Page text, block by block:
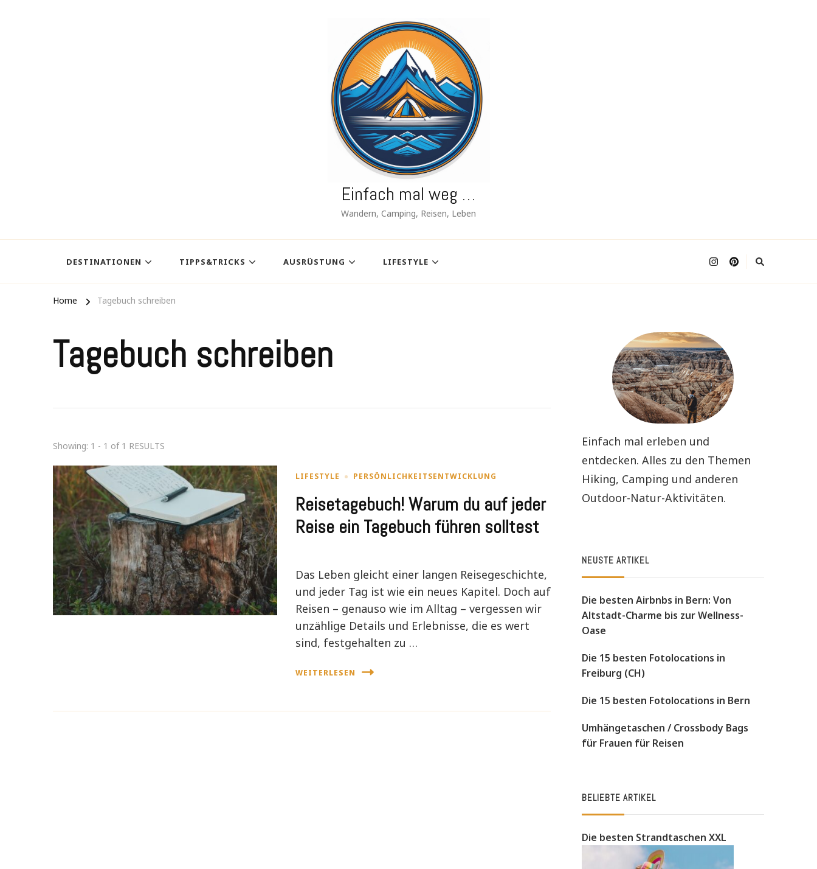
Einfach mal weg …
Wandern, Camping, Reisen, Leben
DESTINATIONEN TIPPS&TRICKS AUSRÜSTUNG LIFESTYLE
Home Tagebuch schreiben
Tagebuch schreiben
Showing: 1 - 1 of 1 RESULTS
LIFESTYLE PERSÖNLICHKEITSENTWICKLUNG
Reisetagebuch! Warum du auf jeder
Reise ein Tagebuch führen solltest
Das Leben gleicht einer langen Reisegeschichte,
und jeder Tag ist wie ein neues Kapitel. Doch auf
Reisen – genauso wie im Alltag – vergessen wir
unzählige Details und Erlebnisse, die es wert
sind, festgehalten zu …
WEITERLESEN
Einfach mal erleben und
entdecken. Alles zu den Themen
Hiking, Camping und anderen
Outdoor-Natur-Aktivitäten.
NEUSTE ARTIKEL
Die besten Airbnbs in Bern: Von
Altstadt-Charme bis zur Wellness-
Oase
Die 15 besten Fotolocations in
Freiburg (CH)
Die 15 besten Fotolocations in Bern
Umhängetaschen / Crossbody Bags
für Frauen für Reisen
BELIEBTE ARTIKEL
Die besten Strandtaschen XXL